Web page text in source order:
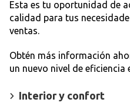
Esta es tu oportunidad de
calidad para tus
ventas.
Obtén más información
un nuevo nivel de eficiencia
Interior y confort